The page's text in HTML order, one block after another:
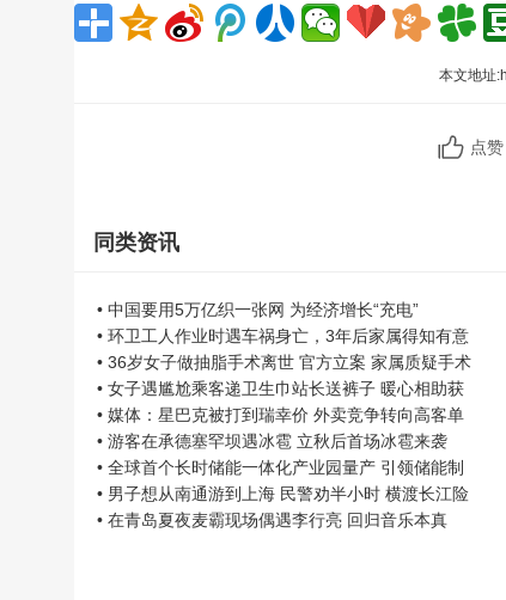
本文地址:
点赞
同类资讯
• 中国要用5万亿织一张网 为经济增长“充电”
• 环卫工人作业时遇车祸身亡，3年后家属得知有意
• 36岁女子做抽脂手术离世 官方立案 家属质疑手术
• 女子遇尴尬乘客递卫生巾站长送裤子 暖心相助获
• 媒体：星巴克被打到瑞幸价 外卖竞争转向高客单
• 游客在承德塞罕坝遇冰雹 立秋后首场冰雹来袭
• 全球首个长时储能一体化产业园量产 引领储能制
• 男子想从南通游到上海 民警劝半小时 横渡长江险
• 在青岛夏夜麦霸现场偶遇李行亮 回归音乐本真